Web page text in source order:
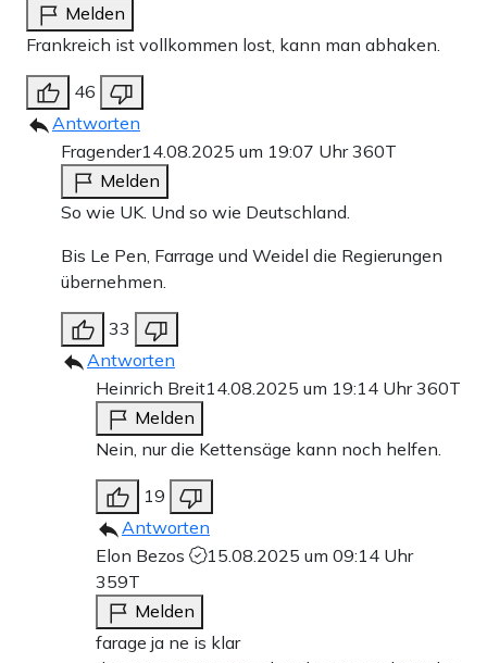
Melden
Frankreich ist vollkommen lost, kann man abhaken.
46
Antworten
Fragender14.08.2025 um 19:07 Uhr360T
Melden
So wie UK. Und so wie Deutschland.
Bis Le Pen, Farrage und Weidel die Regierungen
übernehmen.
33
Antworten
Heinrich Breit14.08.2025 um 19:14 Uhr360T
Melden
Nein, nur die Kettensäge kann noch helfen.
19
Antworten
Elon Bezos
15.08.2025 um 09:14 Uhr
359T
Melden
farage ja ne is klar